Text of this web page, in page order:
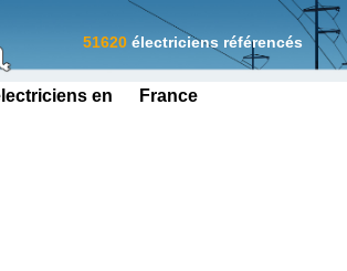
en France
51620 électriciens référencés